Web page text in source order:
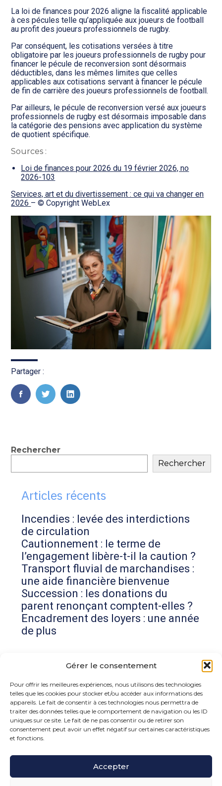
Gérer le consentement
Pour offrir les meilleures expériences, nous utilisons des technologies
telles que les cookies pour stocker et/ou accéder aux informations des
appareils. Le fait de consentir à ces technologies nous permettra de
traiter des données telles que le comportement de navigation ou les ID
uniques sur ce site. Le fait de ne pas consentir ou de retirer son
consentement peut avoir un effet négatif sur certaines caractéristiques
et fonctions.
Accepter
La loi de finances pour 2026 aligne la fiscalité applicable
à ces pécules telle qu’appliquée aux joueurs de football
au profit des joueurs professionnels de rugby.
Par conséquent, les cotisations versées à titre
obligatoire par les joueurs professionnels de rugby pour
financer le pécule de reconversion sont désormais
déductibles, dans les mêmes limites que celles
applicables aux cotisations servant à financer le pécule
de fin de carrière des joueurs professionnels de football.
Par ailleurs, le pécule de reconversion versé aux joueurs
professionnels de rugby est désormais imposable dans
la catégorie des pensions avec application du système
de quotient spécifique.
Sources :
Loi de finances pour 2026 du 19 février 2026, no
2026-103
Services, art et du divertissement : ce qui va changer en
2026 – © Copyright WebLex
Partager :
FaceBook
TwitterLinkedIn
Blog
sidebar
Rechercher
Rechercher
Articles récents
Incendies : levée des interdictions
de circulation
Cautionnement : le terme de
l’engagement libère-t-il la caution ?
Transport fluvial de marchandises :
une aide financière bienvenue
Succession : les donations du
parent renonçant comptent-elles ?
Encadrement des loyers : une année
de plus
Commentaires récents
Aucun commentaire à afficher.
15 rue de la Bonne Rencontre – 77860 Quincy
Voisins